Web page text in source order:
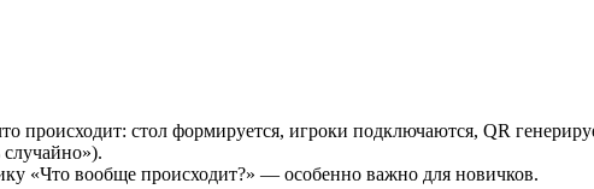
происходит: стол формируется, игроки подключаются, QR
«Что вообще происходит?» — особенно важно для новичков.